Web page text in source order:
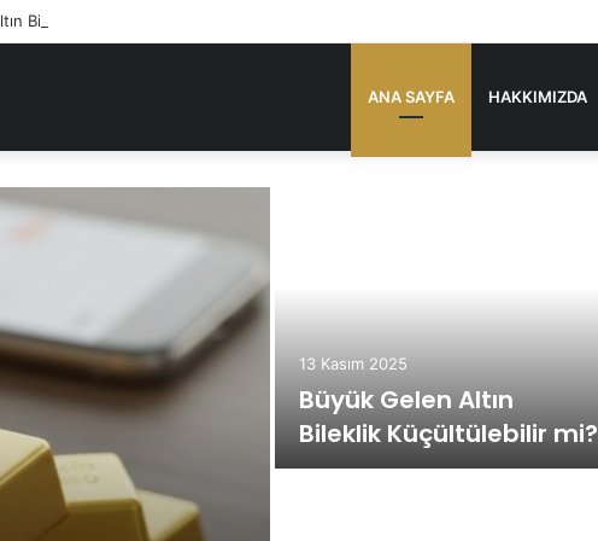
Bileklik Küçültülebilir mi?
ANA SAYFA HAKKIMIZDA
13 Kasım 2025
Büyük Gelen Altın
Bileklik Küçültülebilir mi?